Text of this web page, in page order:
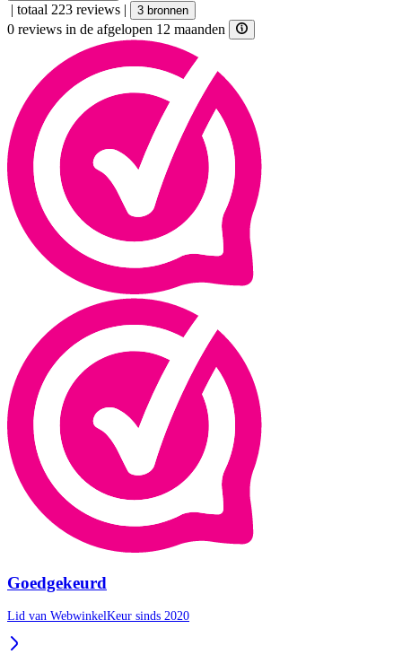
| totaal 223 reviews | 3 bronnen
0 reviews in de afgelopen 12 maanden
Goedgekeurd
Lid van WebwinkelKeur sinds 2020